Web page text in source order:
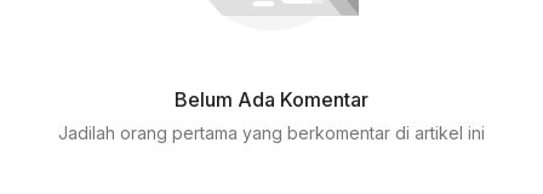
Belum Ada Komentar
Jadilah orang pertama yang berkomentar di artikel ini